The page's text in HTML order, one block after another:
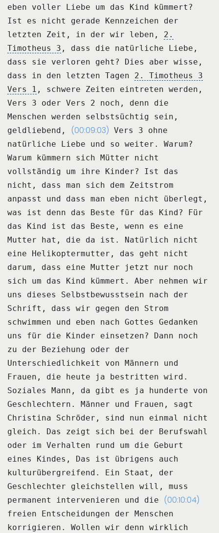
eben voller Liebe um das Kind kümmert?
Ist es nicht gerade Kennzeichen der
letzten Zeit, in der wir leben, 2.
Timotheus 3 , dass
die natürliche Liebe,
dass sie verloren geht?
Dies aber wisse,
dass in den letzten Tagen 2. Timotheus 3
Vers 1 , schwere Zeiten eintreten werden,
Vers 3 oder Vers 2 noch, denn die
Menschen werden selbstsüchtig sein,
geldliebend,
(00:09:03) Vers 3 ohne
natürliche Liebe und so weiter.
Warum?
Warum kümmern sich Mütter nicht
vollständig um ihre Kinder?
Ist das
nicht, dass man sich dem Zeitstrom
anpasst und dass man eben nicht überlegt,
was ist denn das Beste für das Kind?
Für
das Kind ist das Beste, wenn es eine
Mutter hat, die da ist.
Natürlich nicht
eine Helikoptermutter, das geht nicht
darum, dass eine Mutter jetzt nur
noch
sich um das Kind kümmert.
Aber nehmen wir
uns dieses Selbstbewusstsein nach der
Schrift, dass wir gegen den Strom
schwimmen und eben nach Gottes Gedanken
uns für die Kinder einsetzen?
Dann noch
zu der Beziehung oder der
Unterschiedlichkeit von Männern und
Frauen, die heute ja bestritten wird.
Soziales Mann, da gibt es ja hunderte von
Geschlechtern.
Männer und Frauen, sagt
Christina Schröder, sind nun einmal nicht
gleich.
Das zeigt sich bei der Berufswahl
oder im Verhalten rund um die Geburt
eines Kindes,
Das ist übrigens auch
kulturübergreifend.
Ein Staat, der
Geschlechter gleichstellen will, muss
permanent intervenieren und die
(00:10:04)
freien Entscheidungen der Menschen
korrigieren.
Wollen wir denn wirklich